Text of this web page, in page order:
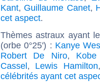
Kant, Guillaume Canet,
cet aspect.
Thèmes astraux ayant
(orbe 0°25') : Kanye
Robert De Niro,
Cassel, Lewis Hamilton
célébrités ayant cet